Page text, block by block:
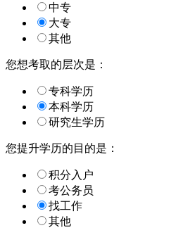
中专
大专
其他
您想考取的层次是：
专科学历
本科学历
研究生学历
您提升学历的目的是：
积分入户
考公务员
找工作
其他